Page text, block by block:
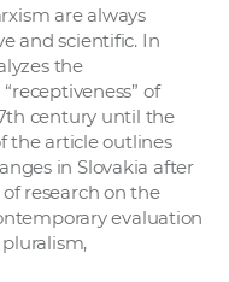
í
k
c
h
S
A
are always
and scientific. In
the
of
century until the
the article outlines
in Slovakia after
research on the
evaluation